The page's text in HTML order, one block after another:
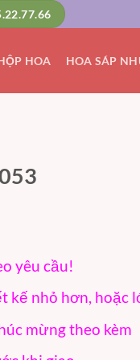
HOA HOA SÁP
yêu cầu!
kế nhỏ hơn, hoặc
mừng theo kèm